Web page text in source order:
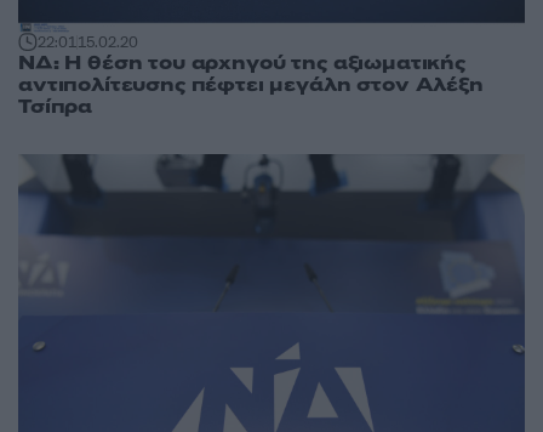
22:0115.02.20
ΝΔ: Η θέση του αρχηγού της αξιωματικής
αντιπολίτευσης πέφτει μεγάλη στον Αλέξη
Τσίπρα